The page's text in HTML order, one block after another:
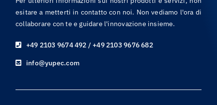
Per ulteriori informazioni sui nostri prodotti e servizi, non
esitare a metterti in contatto con noi. Non vediamo l'ora di
collaborare con te e guidare l'innovazione insieme.
+49 2103 9674 492 / +49 2103 9676 682
info@yupec.com